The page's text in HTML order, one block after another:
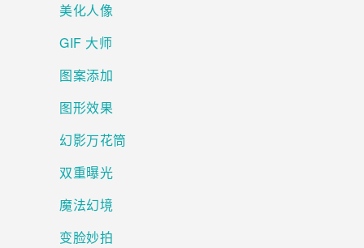
美化人像
GIF 大师
图案添加
图形效果
幻影万花筒
双重曝光
魔法幻境
变脸妙拍